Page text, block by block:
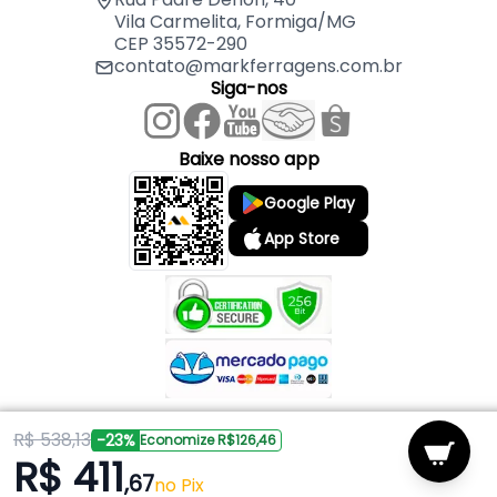
R$ 538,13 -23% Economize R$126,46
R$ 411,67no Pix
- Potência: 600 Watts
- Rotações: 12.000 RPM
- Aplicações: Alumínio, Alvenaria, Chapa de Aço,
Chapa Fina de Metal, Concreto e Inox
Vila Carmelita, Formiga/MG
CEP 35572-290
contato@markferragens.com.br
Siga-nos
Baixe nosso app
Google Play
App Store
Copyright © 2026 Mark Ferragens. Todos os direitos reservados.